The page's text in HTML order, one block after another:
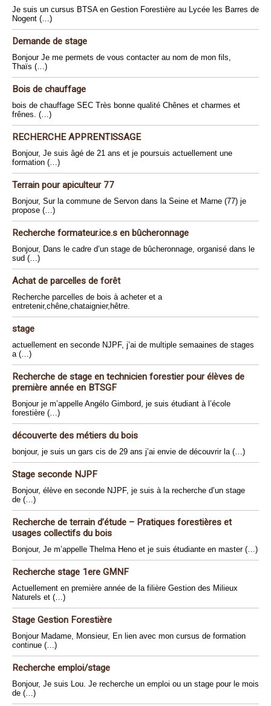
Je suis un cursus BTSA en Gestion Forestière au Lycée les Barres de
Nogent (…)
Demande de stage
Bonjour Je me permets de vous contacter au nom de mon fils,
Thaïs (…)
Bois de chauffage
bois de chauffage SEC Très bonne qualité Chênes et charmes et
frênes. (…)
RECHERCHE APPRENTISSAGE
Bonjour, Je suis âgé de 21 ans et je poursuis actuellement une
formation (…)
Terrain pour apiculteur 77
Bonjour, Sur la commune de Servon dans la Seine et Marne (77) je
propose (…)
Recherche formateur.ice.s en bûcheronnage
Bonjour, Dans le cadre d’un stage de bûcheronnage, organisé dans le
sud (…)
Achat de parcelles de forêt
Recherche parcelles de bois à acheter et a
entretenir,chêne,chataignier,hêtre.
stage
actuellement en seconde NJPF, j’ai de multiple semaaines de stages
a (…)
Recherche de stage en technicien forestier pour élèves de
première année en BTSGF
Bonjour je m’appelle Angélo Gimbord, je suis étudiant à l’école
forestière (…)
découverte des métiers du bois
bonjour, je suis un gars cis de 29 ans j’ai envie de découvrir la (…)
Stage seconde NJPF
Bonjour, élève en seconde NJPF, je suis à la recherche d’un stage
de (…)
Recherche de terrain d’étude – Pratiques forestières et
usages collectifs du bois
Bonjour, Je m’appelle Thelma Heno et je suis étudiante en master (…)
Recherche stage 1ere GMNF
Actuellement en première année de la filière Gestion des Milieux
Naturels et (…)
Stage Gestion Forestière
Bonjour Madame, Monsieur, En lien avec mon cursus de formation
continue (…)
Recherche emploi/stage
Bonjour, Je suis Lou. Je recherche un emploi ou un stage pour le mois
de (…)